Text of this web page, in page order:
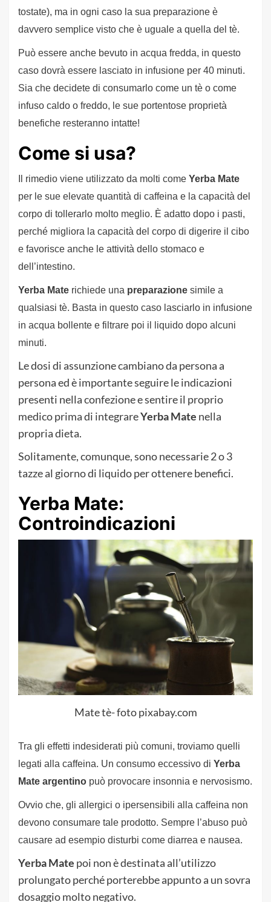
tostate), ma in ogni caso la sua preparazione è
davvero semplice visto che è uguale a quella del tè.
Può essere anche bevuto in acqua fredda, in questo
caso dovrà essere lasciato in infusione per 40 minuti.
Sia che decidete di consumarlo come un tè o come
infuso caldo o freddo, le sue portentose proprietà
benefiche resteranno intatte!
Come si usa?
Il rimedio viene utilizzato da molti come Yerba Mate
per le sue elevate quantità di caffeina e la capacità del
corpo di tollerarlo molto meglio. È adatto dopo i pasti,
perché migliora la capacità del corpo di digerire il cibo
e favorisce anche le attività dello stomaco e
dell’intestino.
Yerba Mate richiede una preparazione simile a
qualsiasi tè. Basta in questo caso lasciarlo in infusione
in acqua bollente e filtrare poi il liquido dopo alcuni
minuti.
Le dosi di assunzione cambiano da persona a
persona ed è importante seguire le indicazioni
presenti nella confezione e sentire il proprio
medico prima di integrareYerba Mate nella
propria dieta.
Solitamente, comunque, sono necessarie 2 o 3
tazze al giorno di liquido per ottenere benefici.
Yerba Mate:
Controindicazioni
Mate tè- foto pixabay.com
Tra gli effetti indesiderati più comuni, troviamo quelli
legati alla caffeina. Un consumo eccessivo di Yerba
Mate argentino può provocare insonnia e nervosismo.
Ovvio che, gli allergici o ipersensibili alla caffeina non
devono consumare tale prodotto. Sempre l’abuso può
causare ad esempio disturbi come diarrea e nausea.
Yerba Mate poi non è destinata all’utilizzo
prolungato perché porterebbe appunto a un sovra
dosaggio molto negativo.